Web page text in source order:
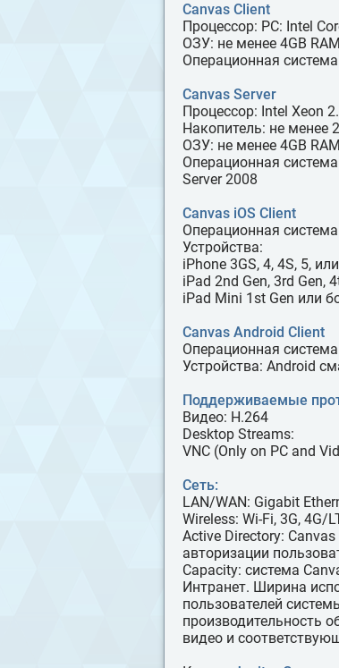
Canvas Client
Процессор: PC: Intel
ОЗУ: не менее 4GB RAM
Операционная
Canvas Server
Процессор: Intel Xeon
Накопитель: не менее
ОЗУ: не менее 4GB RAM
Операционная
Server 2008
Canvas iOS Client
Операционная
Устройства:
iPhone 3GS, 4, 4S, 5,
iPad 2nd Gen, 3rd Gen,
iPad Mini 1st Gen или
Canvas Android Client
Операционная
Устройства: Android
Поддерживаемые
Видео: H.264
Desktop Streams:
VNC (Only on PC and
Сеть:
LAN/WAN: Gigabit
Wireless: Wi-Fi, 3G, 4G/
Active Directory:
авторизации
Capacity: система
Интранет. Ширина
пользователей
производительность
видео и